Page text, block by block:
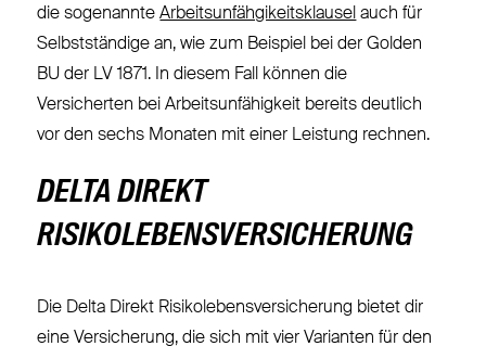
die sogenannteArbeitsunfähgikeitsklausel auch für
Selbstständige an, wie zum Beispiel bei der Golden
BU der LV 1871. In diesem Fall können die
Versicherten bei Arbeitsunfähigkeit bereits deutlich
vor den sechs Monaten mit einer Leistung rechnen.
DELTA DIREKT
RISIKOLEBENSVERSICHERUNG
Die Delta Direkt Risikolebensversicherung bietet dir
eine Versicherung, die sich mit vier Varianten für den